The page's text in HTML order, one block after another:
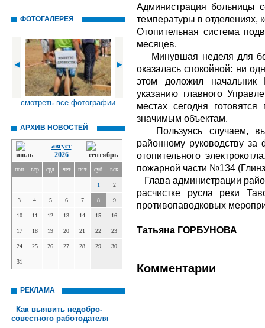
ФОТОГАЛЕРЕЯ
смотреть все фотографии
АРХИВ НОВОСТЕЙ
август
2026
пон втр срд чет пят суб вск
1 2
3 4 5 6 7 8 9
10 11 12 13 14 15 16
17 18 19 20 21 22 23
24 25 26 27 28 29 30
31
РЕКЛАМА
Как выявить недобро­
совестного работодателя
Администрация больницы
температуры в отделениях,
Отопительная система
месяцев.
Минувшая неделя для
оказалась спокойной: ни
этом доложил
указанию главного
местах сегодня
значимым объектам.
Пользуясь случаем,
районному руководству
отопительного
пожарной части №134
Глава администрации
расчистке русла реки
противопаводковых
Татьяна ГОРБУНОВА
Комментарии